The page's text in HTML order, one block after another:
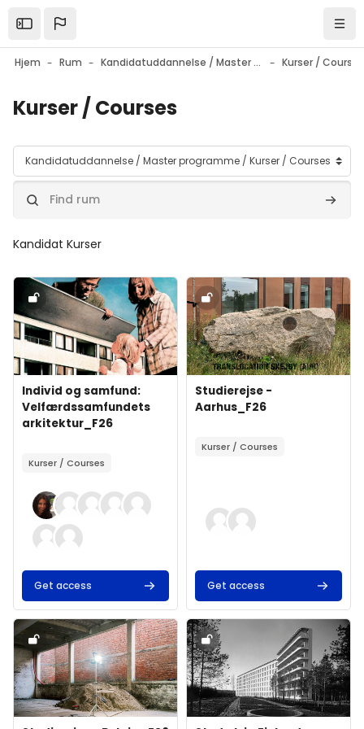
Open the sidebar
Hjem Rum Kandidatuddannelse / Master programme Kurser / Courses
Kurser / Courses
Rumkategorier
Find rum Find
Kandidat Kurser
Forsidebillede" Individ og samfund: Velfærdssamfundets
Forsidebillede
Kursusnavn
Individ og samfund:
Velfærdssamfundets
arkitektur_F26
Kurser / Courses
Get access
Forsidebillede" Studierejse -
Forsidebillede
Kursusnavn
Studierejse -
Aarhus_F26
Kurser / Courses
Get access
Forsidebillede" Studierejse - Belgien F26Forsidebillede" Study trip